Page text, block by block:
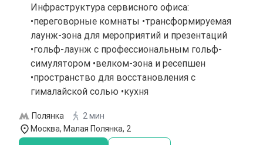
Инфраструктура сервисного офиса:
•переговорные комнаты •трансформируемая
лаунж-зона для мероприятий и презентаций
•гольф-лаунж с профессиональным гольф-
симулятором •велком-зона и ресепшен
•пространство для восстановления с
гималайской солью •кухня
Полянка
2 мин
Москва, Малая Полянка, 2